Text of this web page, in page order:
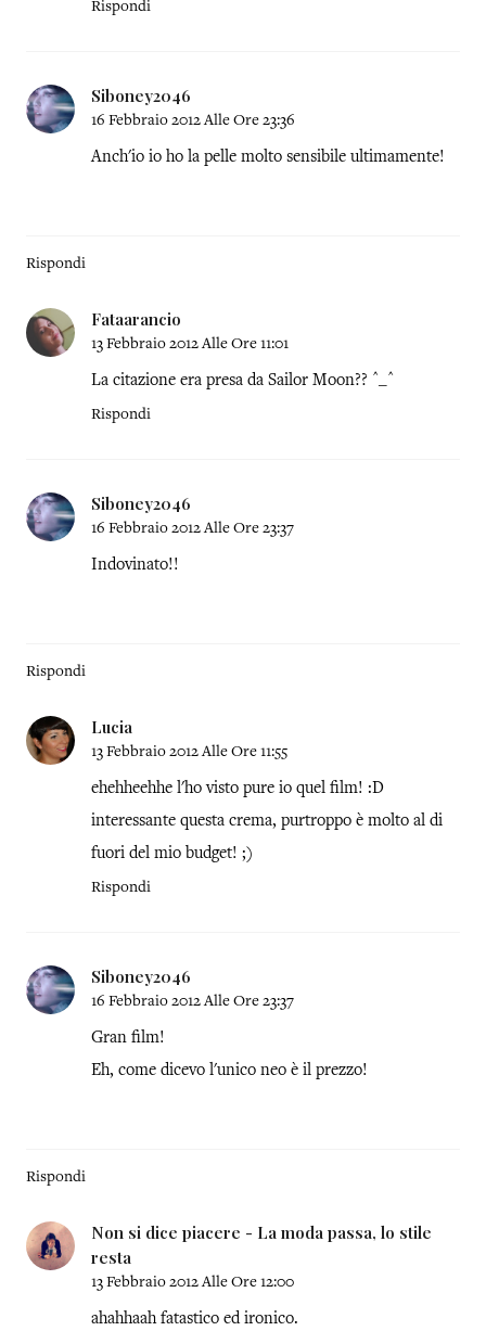
Rispondi
Siboney2046
16 Febbraio 2012 Alle Ore 23:36
Anch'io io ho la pelle molto sensibile ultimamente!
Rispondi
Fataarancio
13 Febbraio 2012 Alle Ore 11:01
La citazione era presa da Sailor Moon?? ^_^
Rispondi
Siboney2046
16 Febbraio 2012 Alle Ore 23:37
Indovinato!!
Rispondi
Lucia
13 Febbraio 2012 Alle Ore 11:55
ehehheehhe l'ho visto pure io quel film! :D
interessante questa crema, purtroppo è molto al di
fuori del mio budget! ;)
Rispondi
Siboney2046
16 Febbraio 2012 Alle Ore 23:37
Gran film!
Eh, come dicevo l'unico neo è il prezzo!
Rispondi
Non si dice piacere - La moda passa, lo stile
resta
13 Febbraio 2012 Alle Ore 12:00
ahahhaah fatastico ed ironico.